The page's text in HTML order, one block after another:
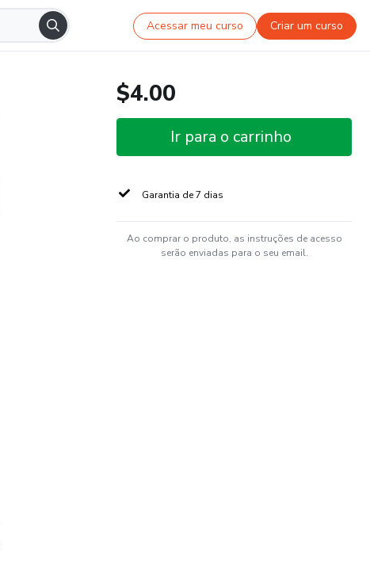
Acessar meu curso Criar um curso
$4.00
Ir para o carrinho
Garantia de 7 dias
Ao comprar o produto, as instruções de acesso
serão enviadas para o seu email.